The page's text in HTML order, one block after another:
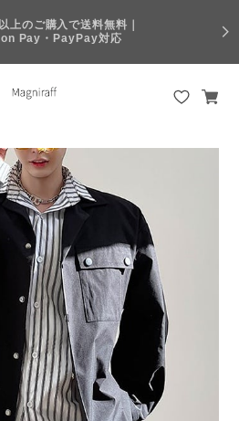
上のご購入で送料無料｜
Pay・PayPay対応